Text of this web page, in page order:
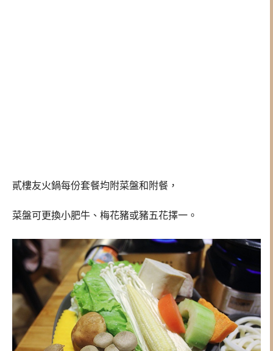
貳樓友火鍋每份套餐均附菜盤和附餐，
菜盤可更換小肥牛、梅花豬或豬五花擇一。